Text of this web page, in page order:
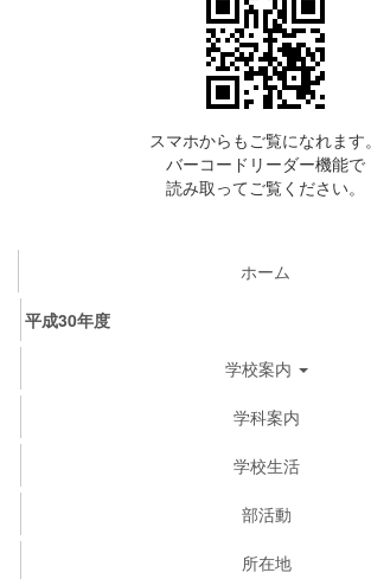
スマホからもご覧になれます。
バーコードリーダー機能で
読み取ってご覧ください。
ホーム
平成30年度
学校案内
学科案内
学校生活
部活動
所在地